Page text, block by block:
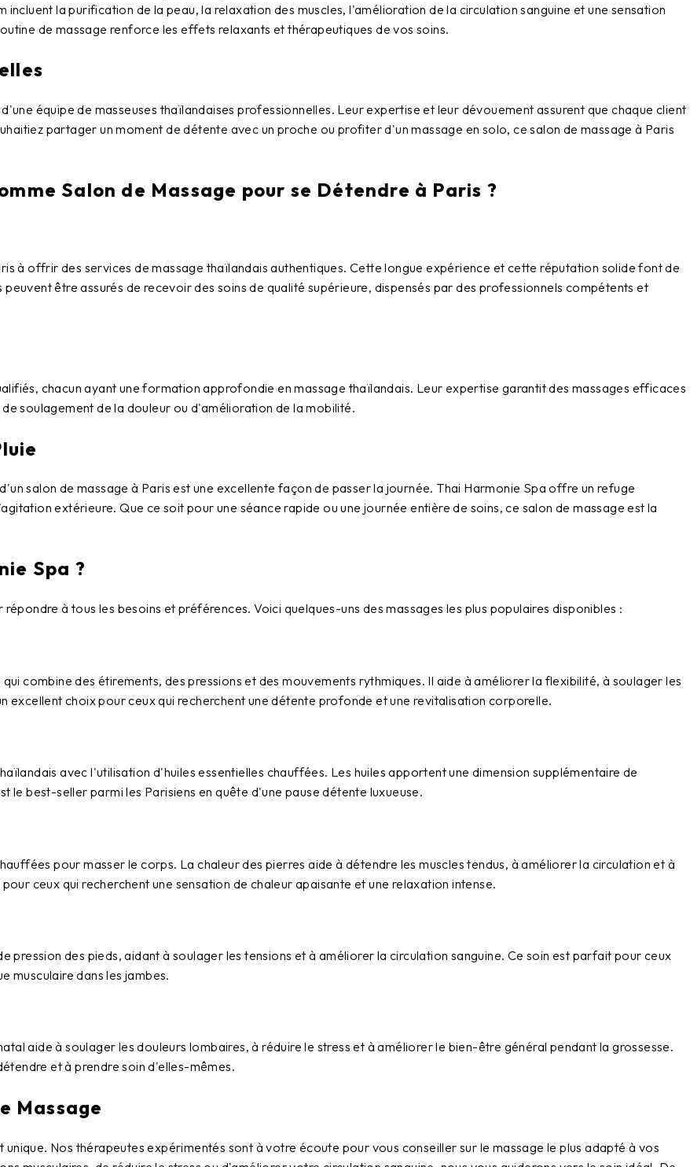
la purification de la peau, la relaxation des muscles, l'amélioration de la circulation sanguine et une sensation
de massage renforce les effets relaxants et thérapeutiques de vos soins.
équipe de masseuses thaïlandaises professionnelles. Leur expertise et leur dévouement assurent que chaque client
partager un moment de détente avec un proche ou profiter d'un massage en solo, cesalon de massage à Paris
Salon de Massage pour se Détendre à Paris ?
à offrir des services de massage thaïlandais authentiques. Cette longue expérience et cette réputation solide font de
être assurés de recevoir des soins de qualité supérieure, dispensés par des professionnels compétents et
chacun ayant une formation approfondie en massage thaïlandais. Leur expertise garantit des massages efficaces
soulagement de la douleur ou d'amélioration de la mobilité.
salon de massage à Paris est une excellente façon de passer la journée. Thai Harmonie Spa offre un refuge
extérieure. Que ce soit pour une séance rapide ou une journée entière de soins, ce salon de massage est la
Spa ?
à tous les besoins et préférences. Voici quelques-uns des massages les plus populaires disponibles :
combine des étirements, des pressions et des mouvements rythmiques. Il aide à améliorer la flexibilité, à soulager les
excellent choix pour ceux qui recherchent une détente profonde et une revitalisation corporelle.
avec l'utilisation d'huiles essentielles chauffées. Les huiles apportent une dimension supplémentaire de
lebest-seller parmi les Parisiens en quête d'une pause détente luxueuse.
pour masser le corps. La chaleur des pierres aide à détendre les muscles tendus, à améliorer la circulation et à
ceux qui recherchent une sensation de chaleur apaisante et une relaxation intense.
pression des pieds, aidant à soulager les tensions et à améliorer la circulation sanguine. Ce soin est parfait pour ceux
musculaire dans les jambes.
aide à soulager les douleurs lombaires, à réduire le stress et à améliorer le bien-être général pendant la grossesse.
et à prendre soin d'elles-mêmes.
Massage
unique. Nos thérapeutes expérimentés sont à votre écoute pour vous conseiller sur le massage le plus adapté à vos